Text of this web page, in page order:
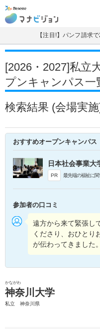
マナビジョン
【注目!】パンフ請求
[2026・2027]私立
プンキャンパス一
検索結果 (会場実
おすすめオープンキャンパス
日本社会事業大
PR 最先端の福祉に関する研究・実践活動
参加者の口コミ
遠方から来て緊張し
くださり、おひとり
が伝わってきました。
かながわ
神奈川大学
私立 神奈川県